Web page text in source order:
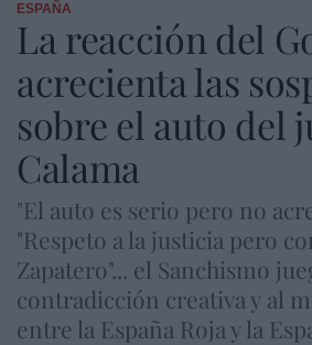
ESPAÑA
La reacción del
acrecienta las
sobre el auto del
Calama
"El auto es serio pero no
"Respeto a la justicia pero
Zapatero"... el Sanchismo
contradicción creativa y al
entre la España Roja y la